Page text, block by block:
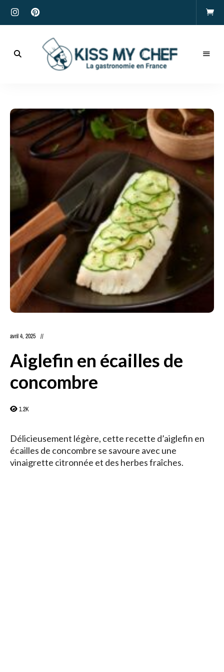
My
Chef
avril 4, 2025
Aiglefin en écailles de
concombre
1.2K
Délicieusement légère, cette recette d’aiglefin en
écailles de concombre se savoure avec une
vinaigrette citronnée et des herbes fraîches.